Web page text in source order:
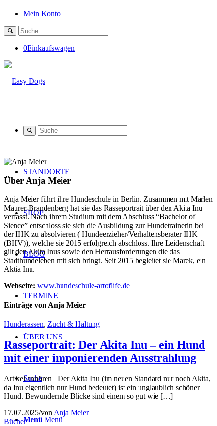
Mein Konto
0Einkaufswagen
STANDORTE
SHOP
BLOG
TERMINE
ÜBER UNS
Suche
Menü Menü
Über Anja Meier
Anja Meier führt ihre Hundeschule in Berlin. Zusammen mit Marlen
Maurer-Brandenberg hat sie das Rasseportrait über den Akita Inu
verfasst. Nach ihrem Studium mit dem Abschluss “Bachelor of
Sience” entschloss sie sich die Ausbildung zur Hundetrainerin bei
der IHK zu absolvieren ( Hundeerzieher/Verhaltensberater IHK
(BHV)), welche sie 2015 erfolgreich abschloss. Ihre Leidenschaft
gilt den Akita Inus sowie den Herrausforderungen die das
Stadthundeleben mit sich bringt. Seit 2015 begleitet sie Marek, ein
Aktia Inu.
Webseite: www.hundeschule-artoflife.de
Einträge von Anja Meier
Hunderassen, Zucht & Haltung
Rasseportrait: Der Akita Inu – ein Hund
mit einer imponierenden Ausstrahlung
Artikel anhören Der Akita Inu (im neuen Standard nur noch Akita,
da Inu eigentlich nur Hund bedeutet) ist ein unglaublich schöner
Hund. Bewundernde Blicke sind einem so gut wie […]
17.07.2025/von Anja Meier
Bücher